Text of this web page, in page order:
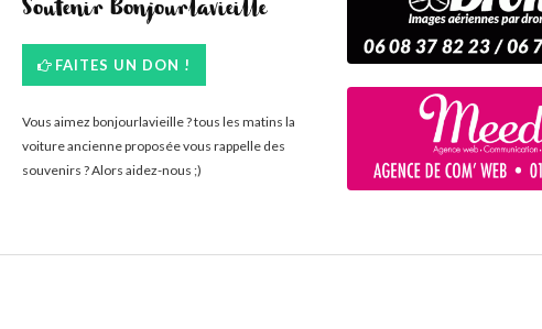
Soutenir Bonjourlavieille
FAITES UN DON !
Vous aimez bonjourlavieille ? tous les matins la
voiture ancienne proposée vous rappelle des
souvenirs ? Alors aidez-nous ;)